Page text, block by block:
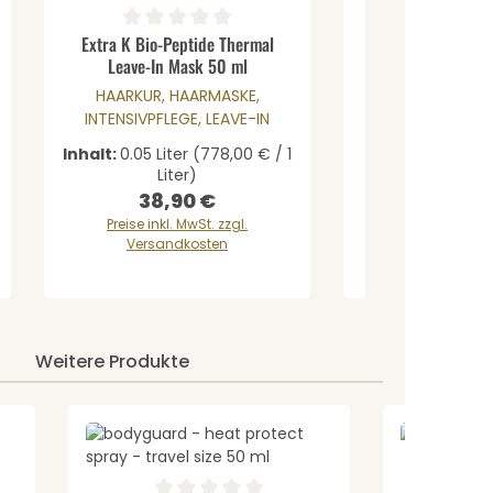
Produkt Anzahl: Gib den
Durchschnittliche Bewertung von 0 von 5 Sternen
Extra K Bio-Peptide Thermal
Leave-In Mask 50 ml
HAARKUR, HAARMASKE,
INTENSIVPFLEGE, LEAVE-IN
Inhalt:0.05 Liter (778,00 € / 1
Liter)
Regulärer Preis:
38,90 €
Preise inkl. MwSt. zzgl.
Versandkosten
Weitere Produkte